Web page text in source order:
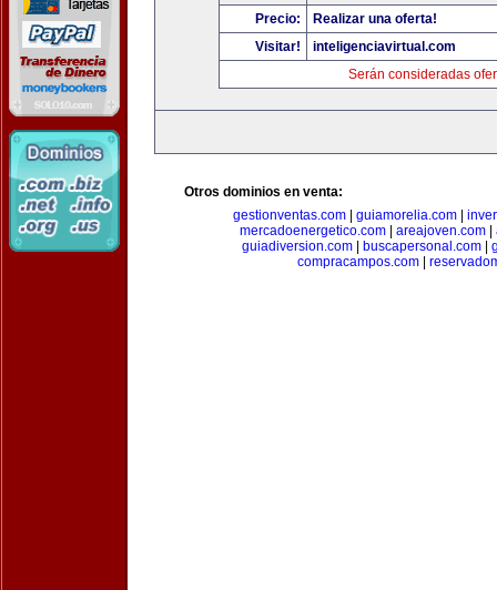
Precio:
Realizar una oferta!
Visitar!
inteligenciavirtual.com
Serán consideradas
Otros dominios en venta:
gestionventas.com| guiamorelia.com|
mercadoenergetico.com| areajoven.com|
guiadiversion.com| buscapersonal.com|
compracampos.com